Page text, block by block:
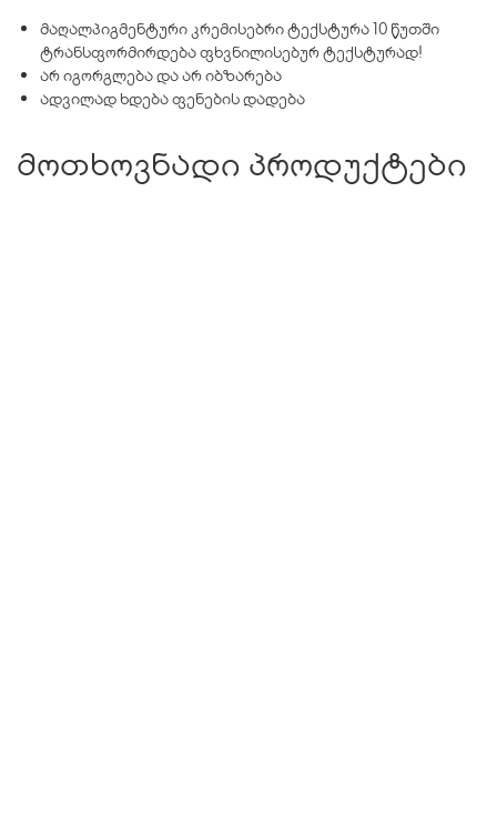
მაღალპიგმენტური კრემისებრი ტექსტურა 10 წუთში
ტრანსფორმირდება ფხვნილისებურ ტექსტურად!
არ იგორგლება და არ იბზარება
ადვილად ხდება ფენების დადება
მოთხოვნადი პროდუქტები